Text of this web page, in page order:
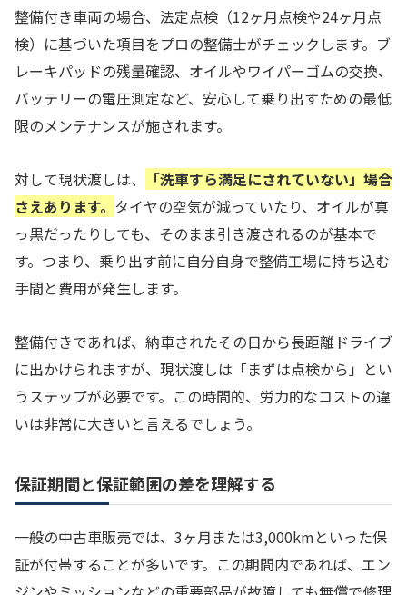
整備付き車両の場合、法定点検（12ヶ月点検や24ヶ月点
検）に基づいた項目をプロの整備士がチェックします。ブ
レーキパッドの残量確認、オイルやワイパーゴムの交換、
バッテリーの電圧測定など、安心して乗り出すための最低
限のメンテナンスが施されます。
対して現状渡しは、
「洗車すら満足にされていない」場合
さえあります。 タイヤの空気が減っていたり、オイルが真
っ黒だったりしても、そのまま引き渡されるのが基本で
す。つまり、乗り出す前に自分自身で整備工場に持ち込む
手間と費用が発生します。
整備付きであれば、納車されたその日から長距離ドライブ
に出かけられますが、現状渡しは「まずは点検から」とい
うステップが必要です。この時間的、労力的なコストの違
いは非常に大きいと言えるでしょう。
保証期間と保証範囲の差を理解する
一般の中古車販売では、3ヶ月または3,000kmといった保
証が付帯することが多いです。この期間内であれば、エン